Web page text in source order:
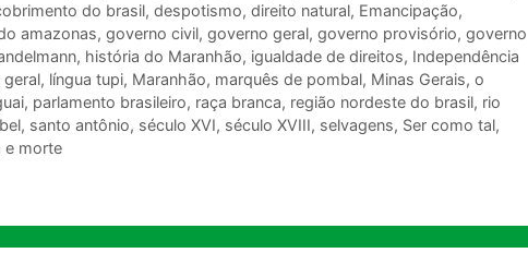
do brasil, despotismo, direito natural, Emancipação,
amazonas, governo civil, governo geral, governo provisório, governo
, história do Maranhão, igualdade de direitos, Independência
geral, língua tupi, Maranhão, marquês de pombal, Minas Gerais, o
, parlamento brasileiro, raça branca, região nordeste do brasil, rio
, santo antônio, século XVI, século XVIII, selvagens, Ser como tal,
e morte